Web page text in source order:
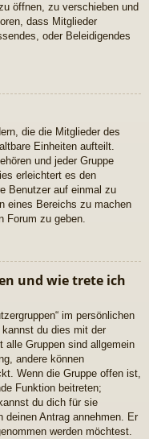
öffnen, zu verschieben und
dass Mitglieder
oder Beleidigendes
die die Mitglieder des
Einheiten aufteilt.
und jeder Gruppe
erleichtert es den
Benutzer auf einmal zu
eines Bereichs zu machen
Forum zu geben.
und wie trete ich
im persönlichen
du dies mit der
alle Gruppen sind allgemein
andere können
Wenn die Gruppe offen ist,
Funktion beitreten;
du dich für sie
deinen Antrag annehmen. Er
werden möchtest.